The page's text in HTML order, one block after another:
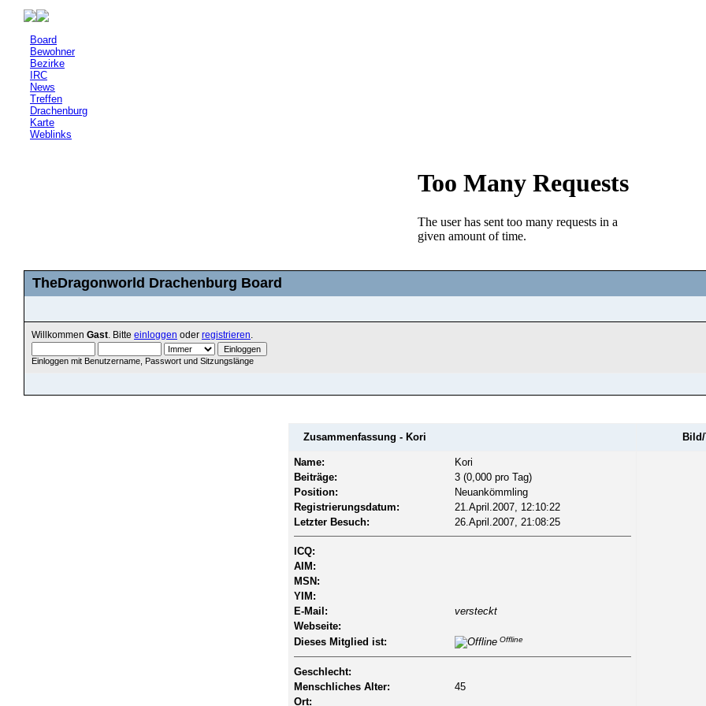
Board
Bewohner
Bezirke
IRC
News
Treffen
Drachenburg
Karte
Weblinks
TheDragonworld Drachenburg Board
Willkommen Gast . Bitte einloggen oder registrieren
Einloggen mit Benutzername, Passwort und Sitzungslänge
Zusammenfassung - Kori
Name:
Kori
Beiträge:
3 (0,000 pro Tag)
Position:
Neuankömmling
Registrierungsdatum:
21.April.2007, 12:10:22
Letzter Besuch:
26.April.2007, 21:08:25
ICQ:
AIM:
MSN:
YIM:
E-Mail:
versteckt
Webseite:
Dieses Mitglied ist:
Offline
Geschlecht:
Menschliches Alter:
45
Ort: